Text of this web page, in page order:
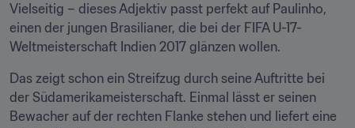
Vielseitig – dieses Adjektiv passt perfekt auf Paulinho,
einen der jungen Brasilianer, die bei der FIFA U-17-
Weltmeisterschaft Indien 2017 glänzen wollen.
Das zeigt schon ein Streifzug durch seine Auftritte bei
der Südamerikameisterschaft. Einmal lässt er seinen
Bewacher auf der rechten Flanke stehen und liefert eine